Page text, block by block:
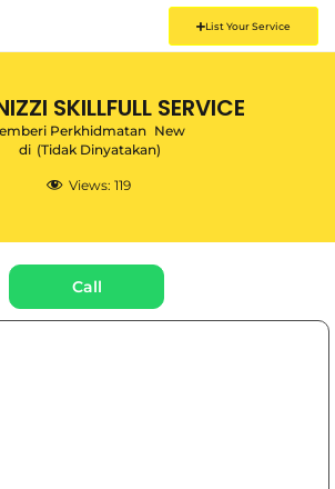
List Your Service
SKILLFULL SERVICE
Perkhidmatan New
di (Tidak Dinyatakan)
Views: 119
Call